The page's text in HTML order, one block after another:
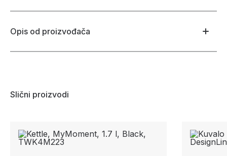
Opis od proizvođača
Slični proizvodi